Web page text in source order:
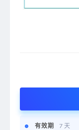
有效期 7 天